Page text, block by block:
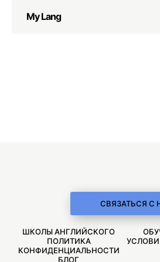
My Lang
СВЯЗАТЬСЯ С
ШКОЛЫ АНГЛИЙСКОГО
ПОЛИТИКА
КОНФИДЕНЦИАЛЬНОСТИ
БЛОГ